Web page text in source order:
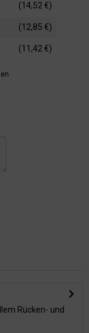
(14,52 €)
(12,85 €)
(11,42 €)
Rücken- und